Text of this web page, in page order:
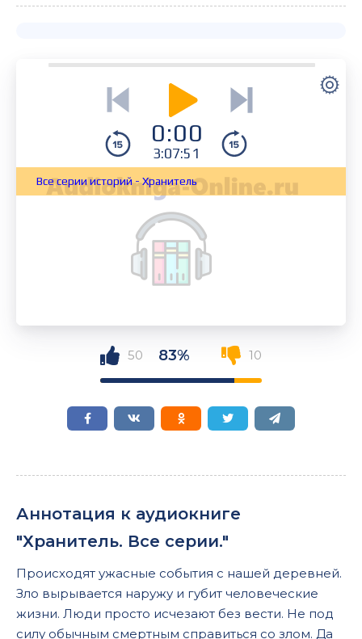
0:00
3:07:51
Все серии историй - Хранитель
50 83% 10
Аннотация к аудиокниге
"Хранитель. Все серии."
Происходят ужасные события с нашей деревней.
Зло вырывается наружу и губит человеческие
жизни. Люди просто исчезают без вести. Не под
силу обычным смертным справиться со злом. Да